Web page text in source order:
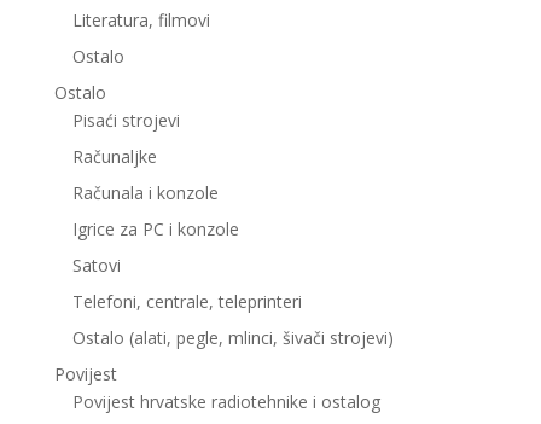
Literatura, filmovi
Ostalo
Ostalo
Pisaći strojevi
Računaljke
Računala i konzole
Igrice za PC i konzole
Satovi
Telefoni, centrale, teleprinteri
Ostalo (alati, pegle, mlinci, šivači strojevi)
Povijest
Povijest hrvatske radiotehnike i ostalog